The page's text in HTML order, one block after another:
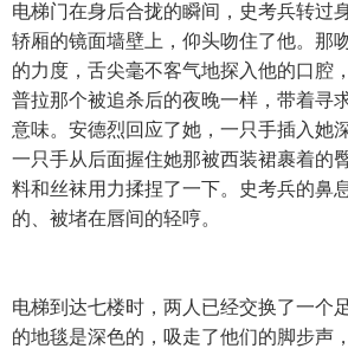
电梯门在身后合拢的瞬间，史考兵转过
轿厢的镜面墙壁上，仰头吻住了他。那
的力度，舌尖毫不客气地探入他的口腔
普拉那个被追杀后的夜晚一样，带着寻
意味。安德烈回应了她，一只手插入她
一只手从后面握住她那被西装裙裹着的
料和丝袜用力揉捏了一下。史考兵的鼻
的、被堵在唇间的轻哼。
电梯到达七楼时，两人已经交换了一个
的地毯是深色的，吸走了他们的脚步声